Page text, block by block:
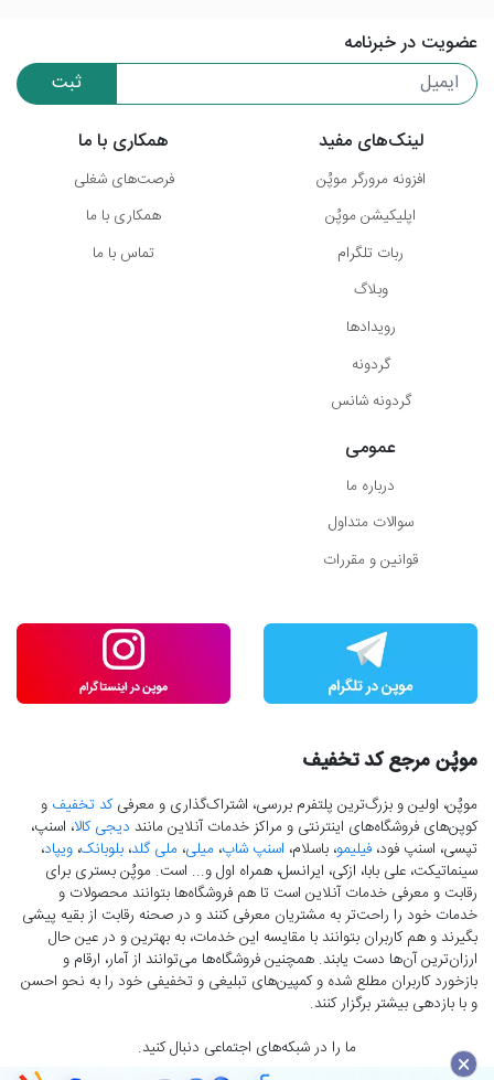
عضویت در خبرنامه
ثبت
لینک‌های مفید
افزونه مرورگر موپُن
اپلیکیشن موپُن
ربات تلگرام
وبلاگ
رویدادها
گردونه
گردونه شانس
همکاری با ما
فرصت‌های شغلی
همکاری با ما
تماس با ما
عمومی
درباره ما
سوالات متداول
قوانین و مقررات
موپُن مرجع کد تخفیف
موپُن، اولین و بزرگ‌ترین پلتفرم بررسی، اشتراک‌گذاری و معرفیکد تخفیف و
کوپن‌های فروشگاه‌های اینترنتی و مراکز خدمات آنلاین مانند دیجی کالا، اسنپ،
تپسی، اسنپ فود، فیلیمو، باسلام، اسنپ شاپ، میلی، ملی گلد، بلوبانک، ویپاد،
سینماتیکت، علی بابا، ازکی، ایرانسل، همراه اول و... است. موپُن بستری برای
رقابت و معرفی خدمات آنلاین است تا هم فروشگاه‌ها بتوانند محصولات و
خدمات خود را راحت‌تر به مشتریان معرفی کنند و در صحنه رقابت از بقیه پیشی
بگیرند و هم کاربران بتوانند با مقایسه این خدمات، به بهترین و در عین حال
ارزان‌ترین آن‌ها دست‌ یابند. همچنین فروشگاه‌ها می‌توانند از آمار، ارقام و
بازخورد کاربران مطلع شده و کمپین‌های تبلیغی و تخفیفی خود را به نحو احسن
و با بازدهی بیشتر برگزار کنند.
ما را در شبکه‌های اجتماعی دنبال کنید.
×